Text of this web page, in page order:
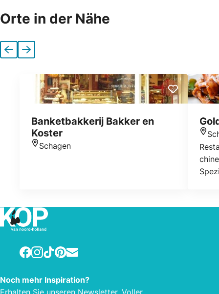
Orte in der Nähe
VorherigeNächste
Banketbakkerij Bakker en
Koster
Standort
Schagen
Facebook
Instagram
TikTokPinterest
E-mail
Noch mehr Inspiration?
Erhalten Sie unseren Newsletter. Voller